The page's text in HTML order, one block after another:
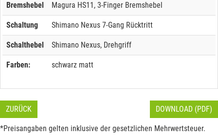
Bremshebel Magura HS11, 3-Finger Bremshebel
Schaltung Shimano Nexus 7-Gang Rücktritt
Schalthebel Shimano Nexus, Drehgriff
Farben: schwarz matt
ZURÜCK DOWNLOAD (PDF)
*Preisangaben gelten inklusive der gesetzlichen Mehrwertsteuer.